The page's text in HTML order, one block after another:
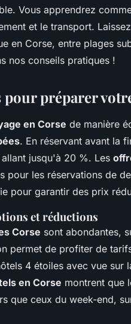
Vous apprendrez
et le transport.
en Corse, entre plages
nos conseils pratiques !
préparer
en Corse de manière
. En réservant avant la
jusqu'à 20 %. Les
pour les réservations de
pour garantir des prix
et réductions
Corse sont abondantes,
permet de profiter de
4 étoiles avec vue sur
en Corse montrent que
que ceux du week-end,